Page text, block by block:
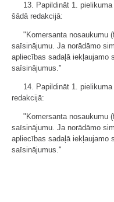
13. Papildināt 1.
šādā redakcijā:
"Komersanta nosaukumu
saīsinājumu. Ja norādāmo
apliecības sadaļā iekļaujamo
saīsinājumus."
14. Papildināt 1.
redakcijā:
"Komersanta nosaukumu
saīsinājumu. Ja norādāmo
apliecības sadaļā iekļaujamo
saīsinājumus."